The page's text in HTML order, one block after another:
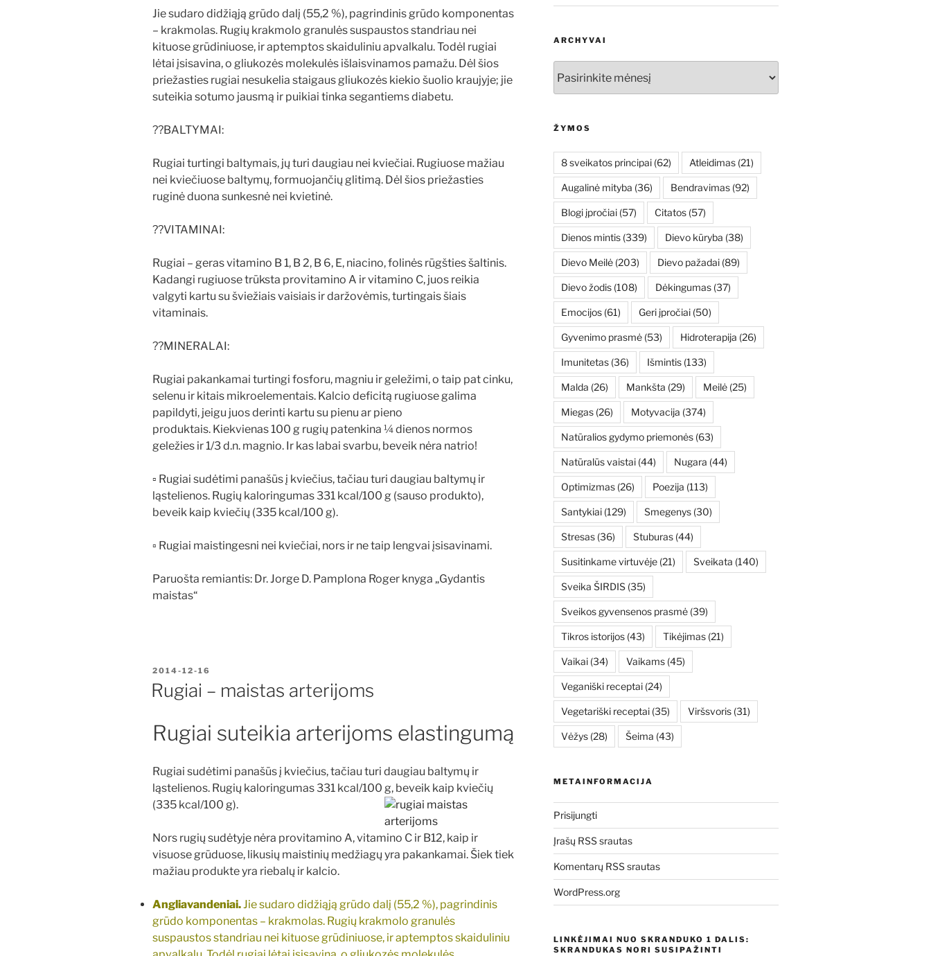
Jie sudaro didžiąją grūdo dalį (55,2 %), pagrindinis grūdo komponentas
– krakmolas. Rugių krakmolo granulės suspaustos standriau nei
kituose grūdiniuose, ir aptemptos skaiduliniu apvalkalu. Todėl rugiai
lėtai įsisavina, o gliukozės molekulės išlaisvinamos pamažu. Dėl šios
priežasties rugiai nesukelia staigaus gliukozės kiekio šuolio kraujyje; jie
suteikia sotumo jausmą ir puikiai tinka segantiems diabetu.
??BALTYMAI:
Rugiai turtingi baltymais, jų turi daugiau nei kviečiai. Rugiuose mažiau
nei kviečiuose baltymų, formuojančių glitimą. Dėl šios priežasties
ruginė duona sunkesnė nei kvietinė.
??VITAMINAI:
Rugiai – geras vitamino B 1, B 2, B 6, E, niacino, folinės rūgšties šaltinis.
Kadangi rugiuose trūksta provitamino A ir vitamino C, juos reikia
valgyti kartu su šviežiais vaisiais ir daržovėmis, turtingais šiais
vitaminais.
??MINERALAI:
Rugiai pakankamai turtingi fosforu, magniu ir geležimi, o taip pat cinku,
selenu ir kitais mikroelementais. Kalcio deficitą rugiuose galima
papildyti, jeigu juos derinti kartu su pienu ar pieno
produktais. Kiekvienas 100 g rugių patenkina ¼ dienos normos
geležies ir 1/3 d.n. magnio. Ir kas labai svarbu, beveik nėra natrio!
▫ Rugiai sudėtimi panašūs į kviečius, tačiau turi daugiau baltymų ir
ląstelienos. Rugių kaloringumas 331 kcal/100 g (sauso produkto),
beveik kaip kviečių (335 kcal/100 g).
▫ Rugiai maistingesni nei kviečiai, nors ir ne taip lengvai įsisavinami.
Paruošta remiantis: Dr. Jorge D. Pamplona Roger knyga „Gydantis
maistas“
PASKELBTA
2014-12-16
Rugiai – maistas arterijoms
Rugiai suteikia arterijoms elastingumą
Rugiai sudėtimi panašūs į kviečius, tačiau turi daugiau baltymų ir
ląstelienos. Rugių kaloringumas 331 kcal/100 g, beveik kaip kviečių
(335 kcal/100 g).
Nors rugių sudėtyje nėra provitamino A, vitamino C ir B12, kaip ir
visuose grūduose, likusių maistinių medžiagų yra pakankamai. Šiek tiek
mažiau produkte yra riebalų ir kalcio.
Angliavandeniai. Jie sudaro didžiąją grūdo dalį (55,2 %), pagrindinis
grūdo komponentas – krakmolas. Rugių krakmolo granulės
suspaustos standriau nei kituose grūdiniuose, ir aptemptos skaiduliniu
ARCHYVAI
ŽYMOS
8 sveikatos principai(62) Atleidimas(21)
Augalinė mityba (36) Bendravimas(92)
Blogi įpročiai(57) Citatos(57)
Dienos mintis(339) Dievo kūryba (38)
Dievo Meilė(203) Dievo pažadai(89)
Dievo žodis(108) Dėkingumas(37)
Emocijos(61) Geri įpročiai(50)
Gyvenimo prasmė(53) Hidroterapija (26)
Imunitetas(36) Išmintis(133)
Malda (26) Mankšta (29) Meilė(25)
Miegas(26) Motyvacija (374)
Natūralios gydymo priemonės(63)
Natūralūs vaistai(44) Nugara (44)
Optimizmas(26) Poezija (113)
Santykiai(129) Smegenys(30)
Stresas(36) Stuburas(44)
Susitinkame virtuvėje(21) Sveikata (140)
Sveika ŠIRDIS(35)
Sveikos gyvensenos prasmė(39)
Tikros istorijos(43) Tikėjimas(21)
Vaikai(34) Vaikams(45)
Veganiški receptai(24)
Vegetariški receptai(35) Viršsvoris(31)
Vėžys(28) Šeima (43)
METAINFORMACIJA
Prisijungti
Įrašų RSS srautas
Komentarų RSS srautas
WordPress.org
LINKĖJIMAI NUO SKRANDUKO 1 DALIS:
SKRANDUKAS NORI SUSIPAŽINTI